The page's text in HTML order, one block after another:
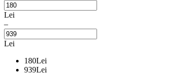
Lei
–
Lei
180Lei
939Lei